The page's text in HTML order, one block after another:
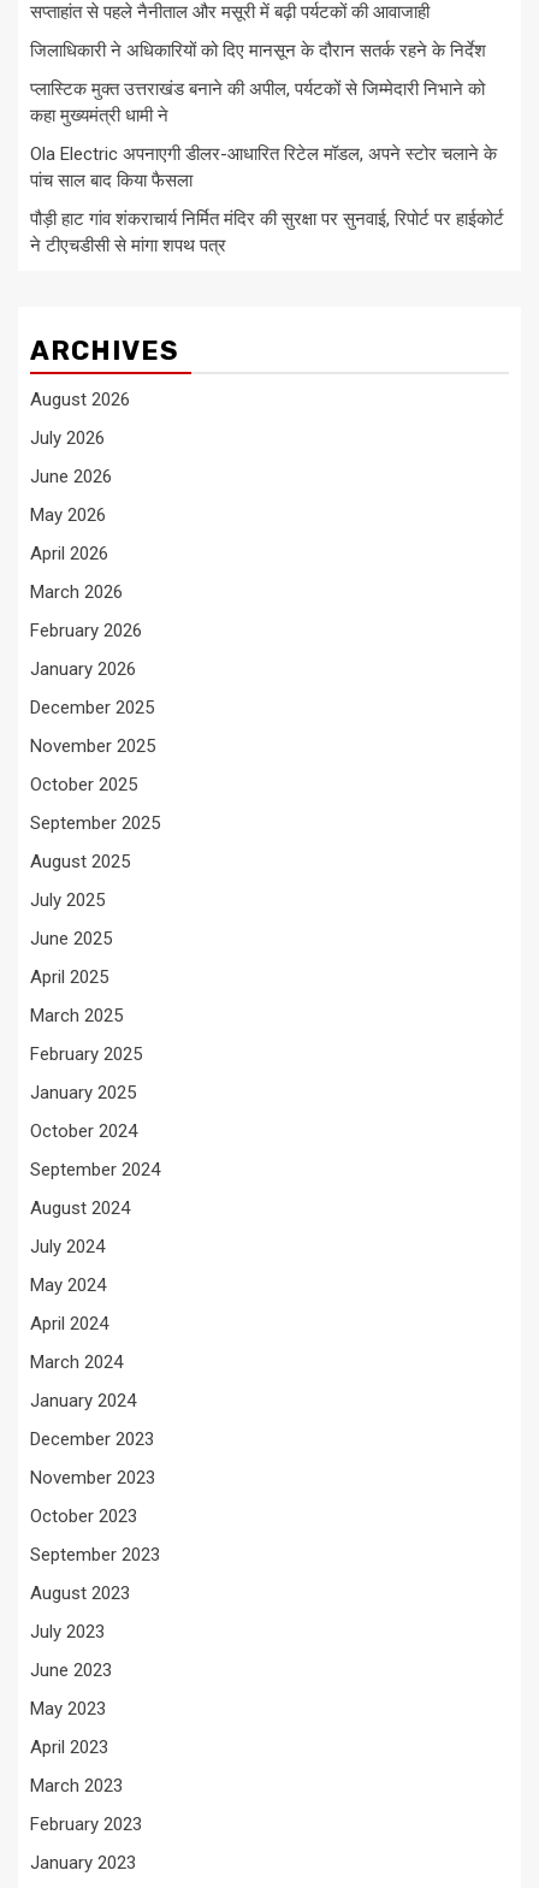
सप्ताहांत से पहले नैनीताल और मसूरी में बढ़ी पर्यटकों की आवाजाही
जिलाधिकारी ने अधिकारियों को दिए मानसून के दौरान सतर्क रहने के निर्देश
प्लास्टिक मुक्त उत्तराखंड बनाने की अपील, पर्यटकों से जिम्मेदारी निभाने को
कहा मुख्यमंत्री धामी ने
Ola Electric अपनाएगी डीलर-आधारित रिटेल मॉडल, अपने स्टोर चलाने के
पांच साल बाद किया फैसला
पौड़ी हाट गांव शंकराचार्य निर्मित मंदिर की सुरक्षा पर सुनवाई, रिपोर्ट पर हाईकोर्ट
ने टीएचडीसी से मांगा शपथ पत्र
ARCHIVES
August 2026
July 2026
June 2026
May 2026
April 2026
March 2026
February 2026
January 2026
December 2025
November 2025
October 2025
September 2025
August 2025
July 2025
June 2025
April 2025
March 2025
February 2025
January 2025
October 2024
September 2024
August 2024
July 2024
May 2024
April 2024
March 2024
January 2024
December 2023
November 2023
October 2023
September 2023
August 2023
July 2023
June 2023
May 2023
April 2023
March 2023
February 2023
January 2023